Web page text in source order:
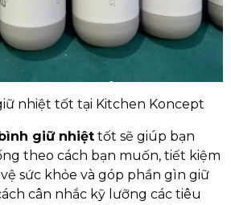
nhiệt tốt tại Kitchen Koncept
giữ nhiệt tốt sẽ giúp bạn
theo cách bạn muốn, tiết kiệm
sức khỏe và góp phần gìn giữ
cân nhắc kỹ lưỡng các tiêu